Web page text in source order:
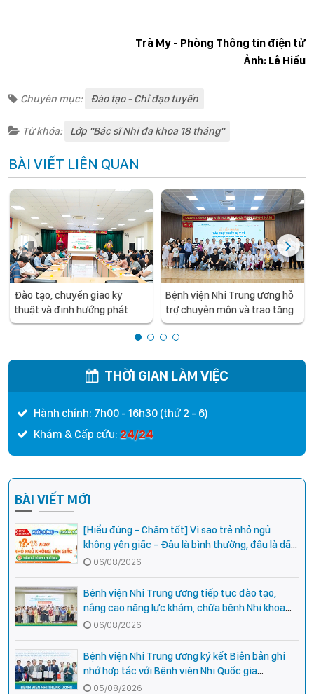
Trà My - Phòng Thông tin điện tử
Ảnh: Lê Hiếu
Chuyên mục: Đào tạo - Chỉ đạo tuyến
Từ khóa: Lớp "Bác sĩ Nhi đa khoa 18 tháng"
BÀI VIẾT LIÊN QUAN
Đào tạo, chuyển giao kỹ
thuật và định hướng phát
triển chuyên sâu cho y tế
chuyên môn cho Bệnh viện
Bệnh viện Nhi Trung ương hỗ
trợ chuyên môn và trao tặng
trang thiết bị y tế cho Bệnh
viện Đa khoa tỉnh Sơn La
THỜI GIAN LÀM VIỆC
Hành chính: 7h00 - 16h30 (thứ 2 - 6)
Khám & Cấp cứu: 24/24
BÀI VIẾT MỚI
[Hiểu đúng - Chăm tốt] Vì sao trẻ nhỏ ngủ
không yên giấc - Đâu là bình thường, đâu là dấu
hiệu cần đi khám ngay?
06/08/2026
Bệnh viện Nhi Trung ương tiếp tục đào tạo,
nâng cao năng lực khám, chữa bệnh Nhi khoa
cho cán bộ y tế tại các tỉnh miền núi phía Bắc
06/08/2026
Bệnh viện Nhi Trung ương ký kết Biên bản ghi
nhớ hợp tác với Bệnh viện Nhi Quốc gia
Campuchia
05/08/2026